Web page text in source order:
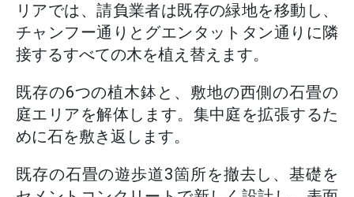
リアでは、請負業者は既存の緑地を移動し、
チャンフー通りとグエンタットタン通りに隣
接するすべての木を植え替えます。
既存の6つの植木鉢と、敷地の西側の石畳の
庭エリアを解体します。集中庭を拡張するた
めに石を敷き返します。
既存の石畳の遊歩道3箇所を撤去し、基礎を